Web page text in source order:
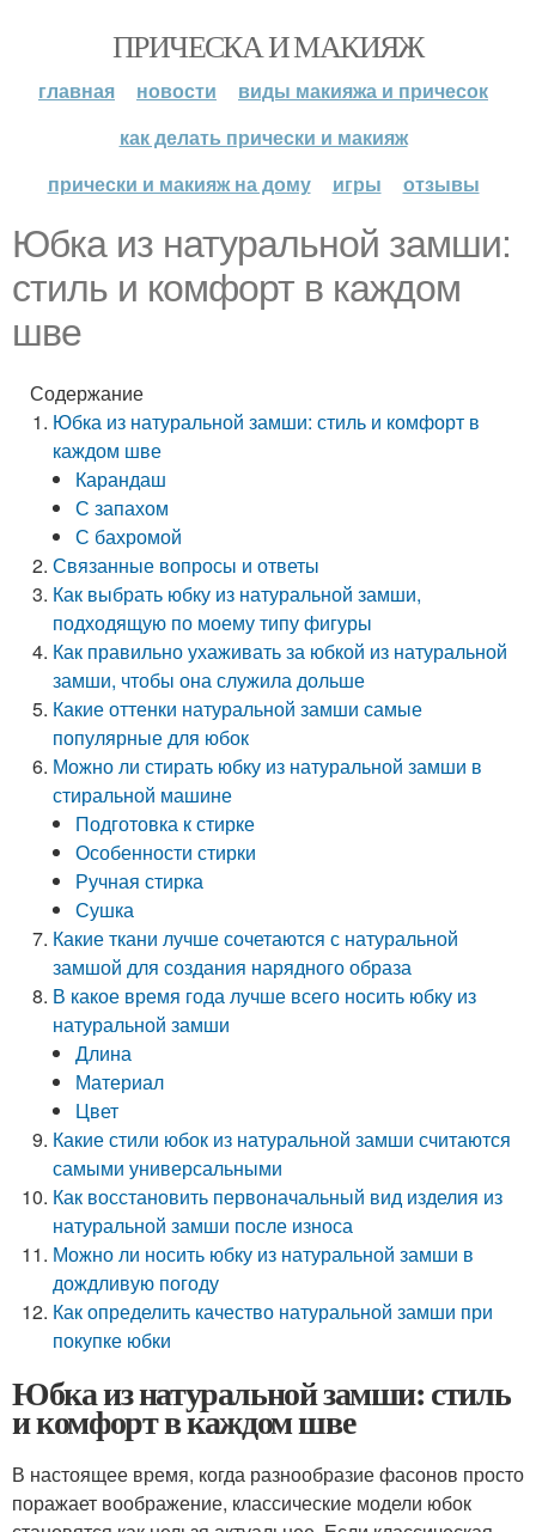
ПРИЧЕСКА И МАКИЯЖ
главная новости
виды макияжа и причесок
как делать прически и макияж
прически и макияж на дому
игры отзывы
Юбка из натуральной замши:
стиль и комфорт в каждом
шве
Содержание
Юбка из натуральной замши: стиль и комфорт в
каждом шве
Карандаш
С запахом
С бахромой
Связанные вопросы и ответы
Как выбрать юбку из натуральной замши,
подходящую по моему типу фигуры
Как правильно ухаживать за юбкой из натуральной
замши, чтобы она служила дольше
Какие оттенки натуральной замши самые
популярные для юбок
Можно ли стирать юбку из натуральной замши в
стиральной машине
Подготовка к стирке
Особенности стирки
Ручная стирка
Сушка
Какие ткани лучше сочетаются с натуральной
замшой для создания нарядного образа
В какое время года лучше всего носить юбку из
натуральной замши
Длина
Материал
Цвет
Какие стили юбок из натуральной замши считаются
самыми универсальными
Как восстановить первоначальный вид изделия из
натуральной замши после износа
Можно ли носить юбку из натуральной замши в
дождливую погоду
Как определить качество натуральной замши при
покупке юбки
Юбка из натуральной замши: стиль
и комфорт в каждом шве
В настоящее время, когда разнообразие фасонов просто
поражает воображение, классические модели юбок